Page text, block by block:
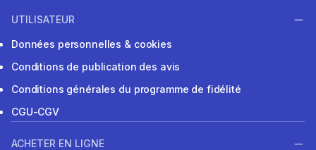
UTILISATEUR
Données personnelles & cookies
Conditions de publication des avis
Conditions générales du programme de fidélité
CGU-CGV
ACHETER EN LIGNE